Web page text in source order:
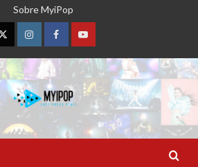
Sobre MyiPop
TwitterInstagramFacebookYouTube